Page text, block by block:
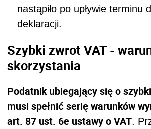
nastąpiło po upływie terminu
deklaracji.
Szybki zwrot VAT -
skorzystania
Podatnik ubiegający się o
musi spełnić serię warunków
art. 87 ust. 6e ustawy o VAT.